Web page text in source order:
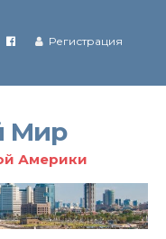
Иране
Регистрация
Мир
Америки